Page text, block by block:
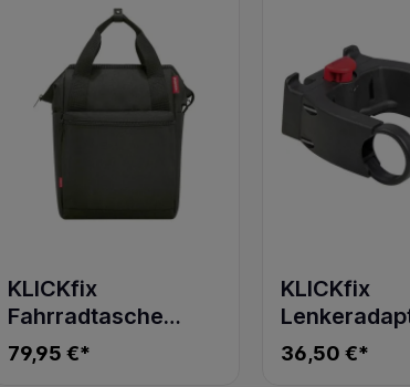
KLICKfix
Fahrradtasche
ROOMY GT
schwarz
79,95 €*
KLICKfix
0211EB
36,50 €*